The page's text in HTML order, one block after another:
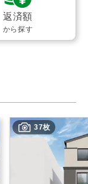
返済額
から探す
37枚